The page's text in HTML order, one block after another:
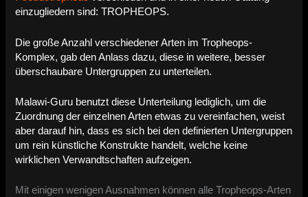
einzugliedern sind: TROPHEOPS.
Die große Anzahl verschiedener Arten im Tropheops-
Komplex, gab den Anlass dazu, diese in weitere, besser
überschaubare Untergruppen zu unterteilen.
Malawi-Guru benutzt diese Unterteilung lediglich, um die
Zuordnung der einzelnen Arten etwas zu vereinfachen, weist
aber darauf hin, dass es sich bei den definierten Untergruppen
um rein künstliche Konstrukte handelt, welche keine
wirklichen Verwandtschaften aufzeigen.
Mit einigen wenigen Ausnahmen können alle Tropheops-Arten